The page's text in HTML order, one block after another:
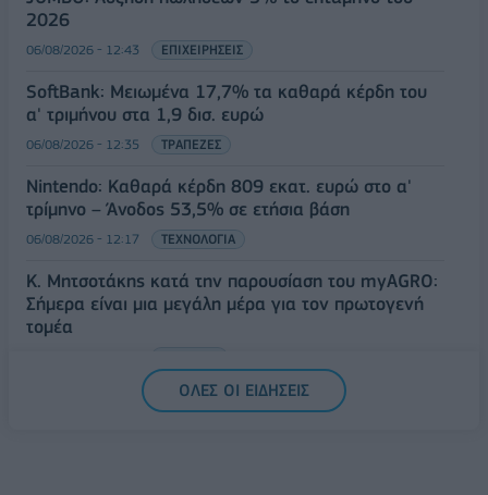
2026
06/08/2026 - 12:43 ΕΠΙΧΕΙΡΗΣΕΙΣ
SoftBank: Μειωμένα 17,7% τα καθαρά κέρδη του
α' τριμήνου στα 1,9 δισ. ευρώ
06/08/2026 - 12:35 ΤΡΑΠΕΖΕΣ
Nintendo: Καθαρά κέρδη 809 εκατ. ευρώ στο α'
τρίμηνο – Άνοδος 53,5% σε ετήσια βάση
06/08/2026 - 12:17 ΤΕΧΝΟΛΟΓΙΑ
Κ. Μητσοτάκης κατά την παρουσίαση του myAGRO:
Σήμερα είναι μια μεγάλη μέρα για τον πρωτογενή
τομέα
ΟΛΕΣ ΟΙ ΕΙΔΗΣΕΙΣ